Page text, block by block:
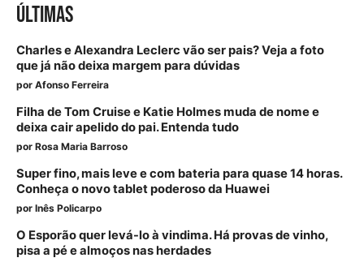
ÚLTIMAS
Charles e Alexandra Leclerc vão ser pais? Veja a foto
que já não deixa margem para dúvidas
por Afonso Ferreira
Filha de Tom Cruise e Katie Holmes muda de nome e
deixa cair apelido do pai. Entenda tudo
por Rosa Maria Barroso
Super fino, mais leve e com bateria para quase 14 horas.
Conheça o novo tablet poderoso da Huawei
por Inês Policarpo
O Esporão quer levá-lo à vindima. Há provas de vinho,
pisa a pé e almoços nas herdades